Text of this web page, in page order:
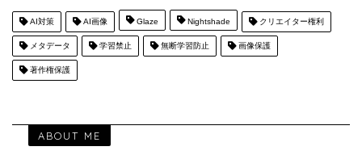
AI対策 AI画像 Glaze Nightshade クリエイター権利
メタデータ 学習禁止 無断学習防止 画像保護
著作権保護
ABOUT ME